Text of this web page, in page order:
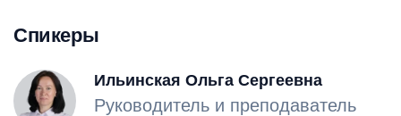
Спикеры
Ильинская Ольга Сергеевна
Руководитель и преподаватель